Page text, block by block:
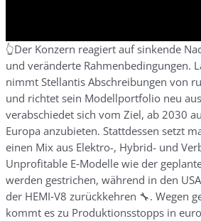
👆Der Konzern reagiert auf sinkende
und veränderte Rahmenbedingungen.
nimmt Stellantis Abschreibungen von
und richtet sein Modellportfolio neu aus
verabschiedet sich vom Ziel, ab 2030
Europa anzubieten. Stattdessen setzt
einen Mix aus Elektro-, Hybrid- und
Unprofitable E‑Modelle wie der
werden gestrichen, während in den
der HEMI‑V8 zurückkehren 🔧. Wegen
kommt es zu Produktionsstopps in